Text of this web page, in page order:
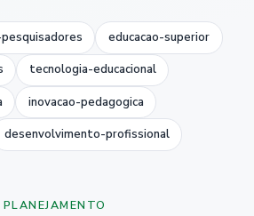
educacao-superior
tecnologia-educacional
inovacao-pedagogica
desenvolvimento-profissional
PLANEJAMENTO